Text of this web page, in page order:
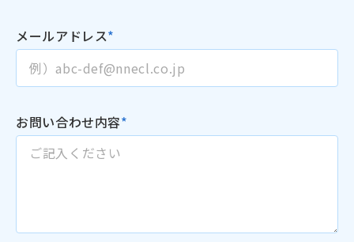
メールアドレス*
お問い合わせ内容*